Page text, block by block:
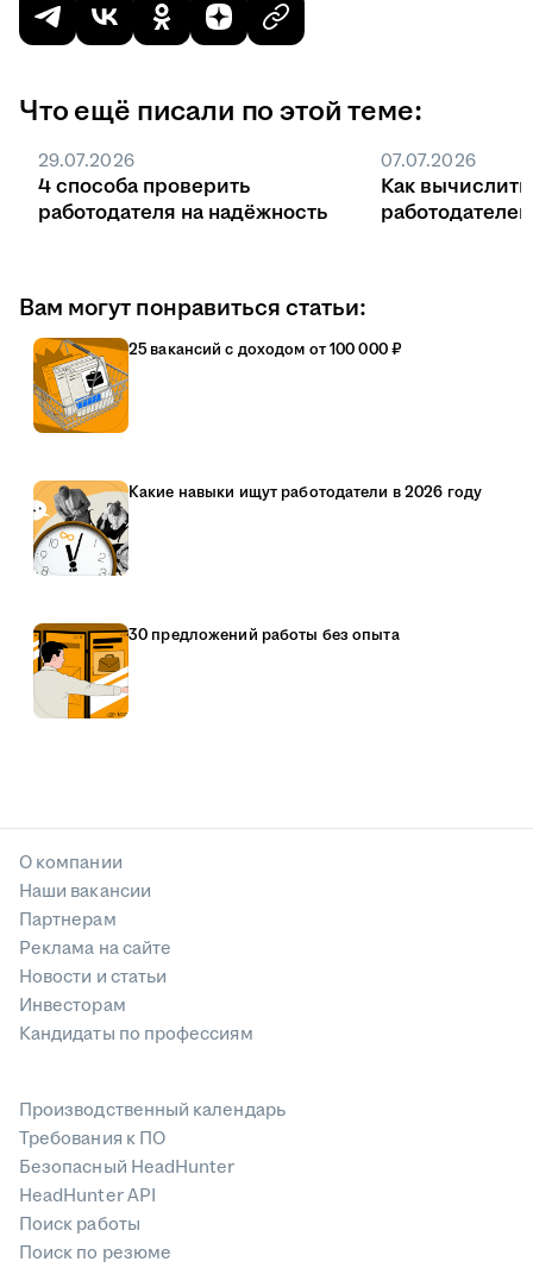
Что ещё писали по этой теме:
29.07.2026
4 способа проверить
работодателя на надёжность
07.07.2026
Как вычислить
Вам могут понравиться статьи:
25 вакансий с доходом от 100 000 ₽
Какие навыки ищут работодатели в 2026 году
30 предложений работы без опыта
О компании
Наши вакансии
Партнерам
Реклама на сайте
Новости и статьи
Инвесторам
Кандидаты по профессиям
Производственный календарь
Требования к ПО
Безопасный HeadHunter
HeadHunter API
Поиск работы
Поиск по резюме